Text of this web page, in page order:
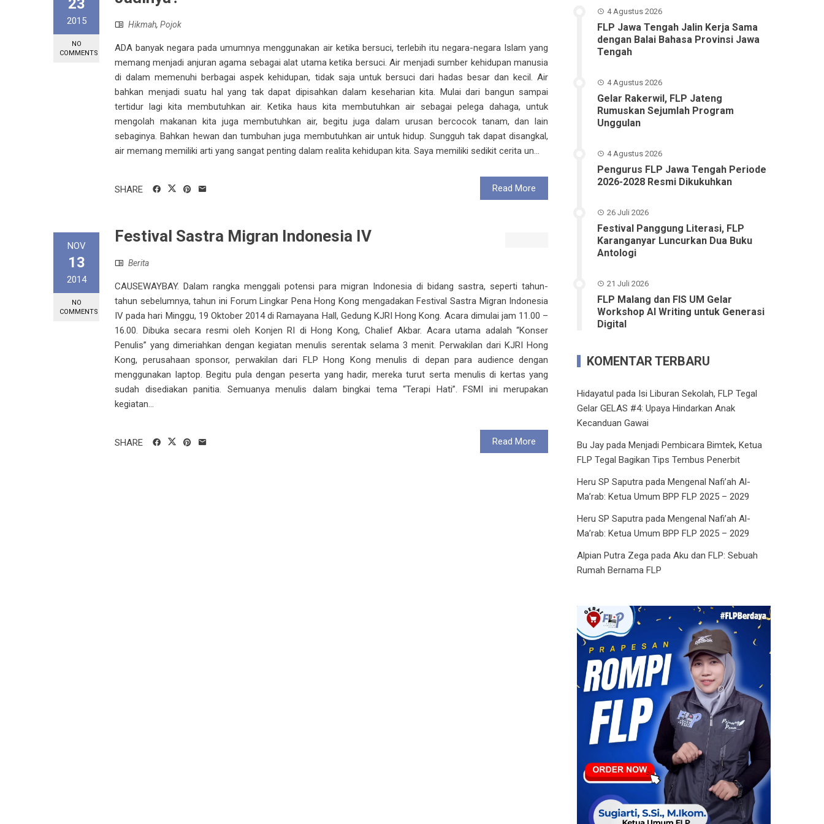
23
2015
NO
COMMENTS
Hikmah, Pojok
ADA banyak negara pada umumnya menggunakan air ketika bersuci, terlebih itu negara-negara Islam yang
memang menjadi anjuran agama sebagai alat utama ketika bersuci. Air menjadi sumber kehidupan manusia
di dalam memenuhi berbagai aspek kehidupan, tidak saja untuk bersuci dari hadas besar dan kecil. Air
bahkan menjadi suatu hal yang tak dapat dipisahkan dalam keseharian kita. Mulai dari bangun sampai
tertidur lagi kita membutuhkan air. Ketika haus kita membutuhkan air sebagai pelega dahaga, untuk
mengolah makanan kita juga membutuhkan air, begitu juga dalam urusan bercocok tanam, dan lain
sebaginya. Bahkan hewan dan tumbuhan juga membutuhkan air untuk hidup. Sungguh tak dapat disangkal,
air memang memiliki arti yang sangat penting dalam realita kehidupan kita. Saya memiliki sedikit cerita un...
Read More
SHARE
NOV
13
2014
NO
COMMENTS
Festival Sastra Migran Indonesia IV
Berita
CAUSEWAYBAY. Dalam rangka menggali potensi para migran Indonesia di bidang sastra, seperti tahun-
tahun sebelumnya, tahun ini Forum Lingkar Pena Hong Kong mengadakan Festival Sastra Migran Indonesia
IV pada hari Minggu, 19 Oktober 2014 di Ramayana Hall, Gedung KJRI Hong Kong. Acara dimulai jam 11.00 –
16.00. Dibuka secara resmi oleh Konjen RI di Hong Kong, Chalief Akbar. Acara utama adalah “Konser
Penulis” yang dimeriahkan dengan kegiatan menulis serentak selama 3 menit. Perwakilan dari KJRI Hong
Kong, perusahaan sponsor, perwakilan dari FLP Hong Kong menulis di depan para audience dengan
menggunakan laptop. Begitu pula dengan peserta yang hadir, mereka turut serta menulis di kertas yang
sudah disediakan panitia. Semuanya menulis dalam bingkai tema “Terapi Hati”. FSMI ini merupakan
kegiatan...
Read More
SHARE
4 Agustus 2026
FLP Jawa Tengah Jalin Kerja Sama
dengan Balai Bahasa Provinsi Jawa
Tengah
4 Agustus 2026
Gelar Rakerwil, FLP Jateng
Rumuskan Sejumlah Program
Unggulan
4 Agustus 2026
Pengurus FLP Jawa Tengah Periode
2026-2028 Resmi Dikukuhkan
26 Juli 2026
Festival Panggung Literasi, FLP
Karanganyar Luncurkan Dua Buku
Antologi
21 Juli 2026
FLP Malang dan FIS UM Gelar
Workshop AI Writing untuk Generasi
Digital
KOMENTAR TERBARU
Hidayatul pada Isi Liburan Sekolah, FLP Tegal
Gelar GELAS #4: Upaya Hindarkan Anak
Kecanduan Gawai
Bu Jay padaMenjadi Pembicara Bimtek, Ketua
FLP Tegal Bagikan Tips Tembus Penerbit
Heru SP Saputra padaMengenal Nafi’ah Al-
Ma’rab: Ketua Umum BPP FLP 2025 – 2029
Heru SP Saputra padaMengenal Nafi’ah Al-
Ma’rab: Ketua Umum BPP FLP 2025 – 2029
Alpian Putra Zega padaAku dan FLP: Sebuah
Rumah Bernama FLP